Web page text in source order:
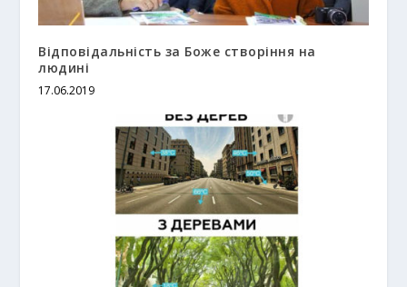
Відповідальність за Боже створіння на
людині
17.06.2019